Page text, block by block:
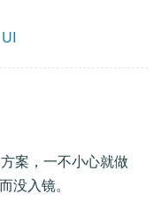
UI
案，一不小心就做
没入镜。